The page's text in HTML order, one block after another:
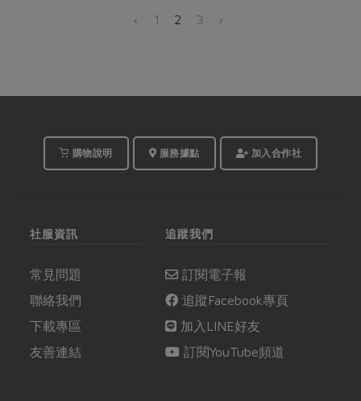
‹ 1 2 3 ›
購物說明 服務據點 加入合作社
社服資訊
常見問題
聯絡我們
下載專區
友善連結
追蹤我們
訂閱電子報
追蹤Facebook專頁
加入LINE好友
訂閱YouTube頻道